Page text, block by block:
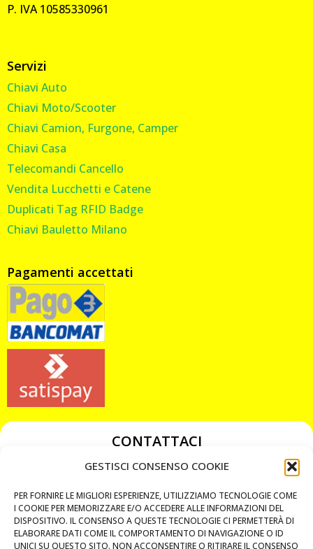
GESTISCI CONSENSO COOKIE
PER FORNIRE LE MIGLIORI ESPERIENZE, UTILIZZIAMO TECNOLOGIE COME
I COOKIE PER MEMORIZZARE E/O ACCEDERE ALLE INFORMAZIONI DEL
DISPOSITIVO. IL CONSENSO A QUESTE TECNOLOGIE CI PERMETTERÀ DI
ELABORARE DATI COME IL COMPORTAMENTO DI NAVIGAZIONE O ID
UNICI SU QUESTO SITO. NON ACCONSENTIRE O RITIRARE IL CONSENSO
P. IVA 10585330961
Servizi
Chiavi Auto
Chiavi Moto/Scooter
Chiavi Camion, Furgone, Camper
Chiavi Casa
Telecomandi Cancello
Vendita Lucchetti e Catene
Duplicati Tag RFID Badge
Chiavi Bauletto Milano
Pagamenti accettati
CONTATTACI
349 3863811
chiavicodificate@gmail.com
Privacy Policy